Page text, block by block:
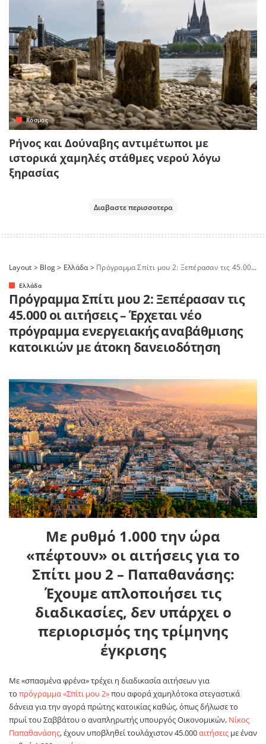
Κόσμος
Ρήνος και Δούναβης αντιμέτωποι με
ιστορικά χαμηλές στάθμες νερού λόγω
ξηρασίας
Διαβαστε περισσοτερα
Layout > Blog> Ελλάδα> Πρόγραμμα Σπίτι μου 2: Ξεπέρασαν τις 45.000 οι αιτήσεις – Έρχεται νέο πρόγραμμα ενεργειακής αναβάθμισης κατοικιών με άτοκη δανειοδότηση
Ελλάδα
Πρόγραμμα Σπίτι μου 2: Ξεπέρασαν τις
45.000 οι αιτήσεις – Έρχεται νέο
πρόγραμμα ενεργειακής αναβάθμισης
κατοικιών με άτοκη δανειοδότηση
Με ρυθμό 1.000 την ώρα
«πέφτουν» οι αιτήσεις για το
Σπίτι μου 2 – Παπαθανάσης:
Έχουμε απλοποιήσει τις
διαδικασίες, δεν υπάρχει ο
περιορισμός της τρίμηνης
έγκρισης
Με «σπασμένα φρένα» τρέχει η διαδικασία αιτήσεων για
το πρόγραμμα «Σπίτι μου 2»που αφορά χαμηλότοκα στεγαστικά
δάνεια για την αγορά πρώτης κατοικίας καθώς, όπως δήλωσε το
πρωί του Σαββάτου ο αναπληρωτής υπουργός Οικονομικών, Νίκος
Παπαθανάσης, έχουν υποβληθεί τουλάχιστον 45.000αιτήσεις με έναν